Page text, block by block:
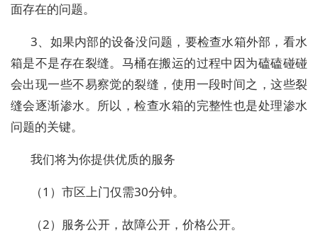
面存在的问题。
3、如果内部的设备没问题，要检查水箱外部，看水
箱是不是存在裂缝。马桶在搬运的过程中因为磕磕碰碰
会出现一些不易察觉的裂缝，使用一段时间之，这些裂
缝会逐渐渗水。所以，检查水箱的完整性也是处理渗水
问题的关键。
我们将为你提供优质的服务
（1）市区上门仅需30分钟。
（2）服务公开，故障公开，价格公开。